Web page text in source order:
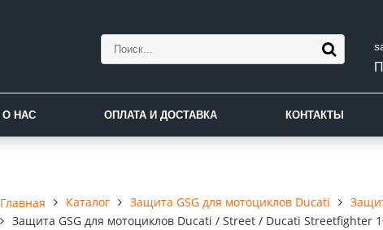
О НАС ОПЛАТА И ДОСТАВКА КОНТАКТЫ
Главная Каталог Защита GSG для мотоциклов Ducati
Защита GSG для мотоциклов Ducati / Street / Ducati Streetfighter